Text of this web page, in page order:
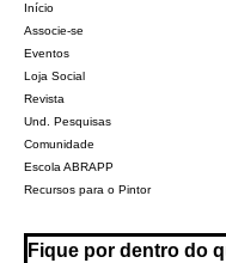
Início
Associe-se
Eventos
Loja Social
Revista
Und. Pesquisas
Comunidade
Escola ABRAPP
Recursos para o Pintor
Fique por dentro do